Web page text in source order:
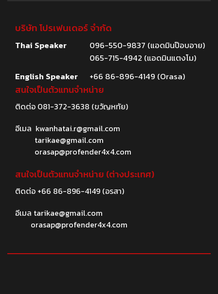
บริษัท โปรเฟนเดอร์ จำกัด
Thai Speaker
096-550-9837 (แอดมินป๊อบอาย)
065-715-4942 (แอดมินแตงโม)
English Speaker
+66 86-896-4149 (Orasa)
สนใจเป็นตัวแทนจำหน่าย
ติดต่อ 081-372-3638 (ขวัญหทัย)
อีเมล kwanhatai.r@gmail.com
tarikae@gmail.com
orasap@profender4x4.com
สนใจเป็นตัวแทนจำหน่าย (ต่างประเทศ)
ติดต่อ +66 86-896-4149(อรสา)
อีเมล tarikae@gmail.com
orasap@profender4x4.com